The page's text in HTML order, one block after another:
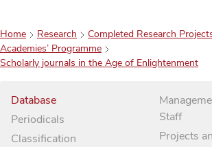
Home Research
Completed Research
Academies’ Programme
Scholarly journals in the Age of Enlightenment
Database
Periodicals
Classification
Staff
Projects